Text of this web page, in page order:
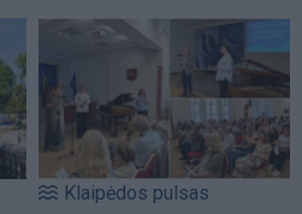
Klaipėdos pulsas